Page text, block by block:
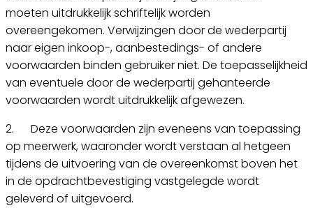
moeten uitdrukkelijk schriftelijk worden
overeengekomen. Verwijzingen door de wederpartij
naar eigen inkoop-, aanbestedings- of andere
voorwaarden binden gebruiker niet. De toepasselijkheid
van eventuele door de wederpartij gehanteerde
voorwaarden wordt uitdrukkelijk afgewezen.
2. Deze voorwaarden zijn eveneens van toepassing
op meerwerk, waaronder wordt verstaan al hetgeen
tijdens de uitvoering van de overeenkomst boven het
in de opdrachtbevestiging vastgelegde wordt
geleverd of uitgevoerd.